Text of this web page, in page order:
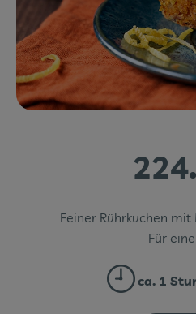
Feiner Rührkuchen
Für
ca. 1